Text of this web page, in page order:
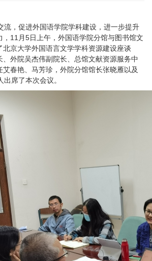
，促进外国语学院学科建设，进一步提升
11月5日上午， 外国语学院分馆与图书馆文
北京大学外国语言文学学科资源建设座谈
外院吴杰伟副院长、总馆文献资源服务中
春艳、马芳珍，外院分馆馆长张晓雁以及
席了本次会议。